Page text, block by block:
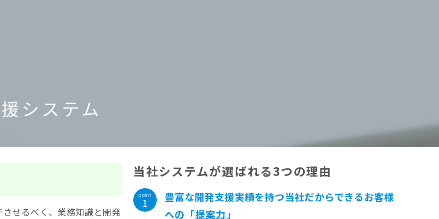
システム
せるべく、業務知識と開発
当社システムが選ばれる3つの理由
point
豊富な開発支援実績を持つ当社だからできるお客様
への「提案力」